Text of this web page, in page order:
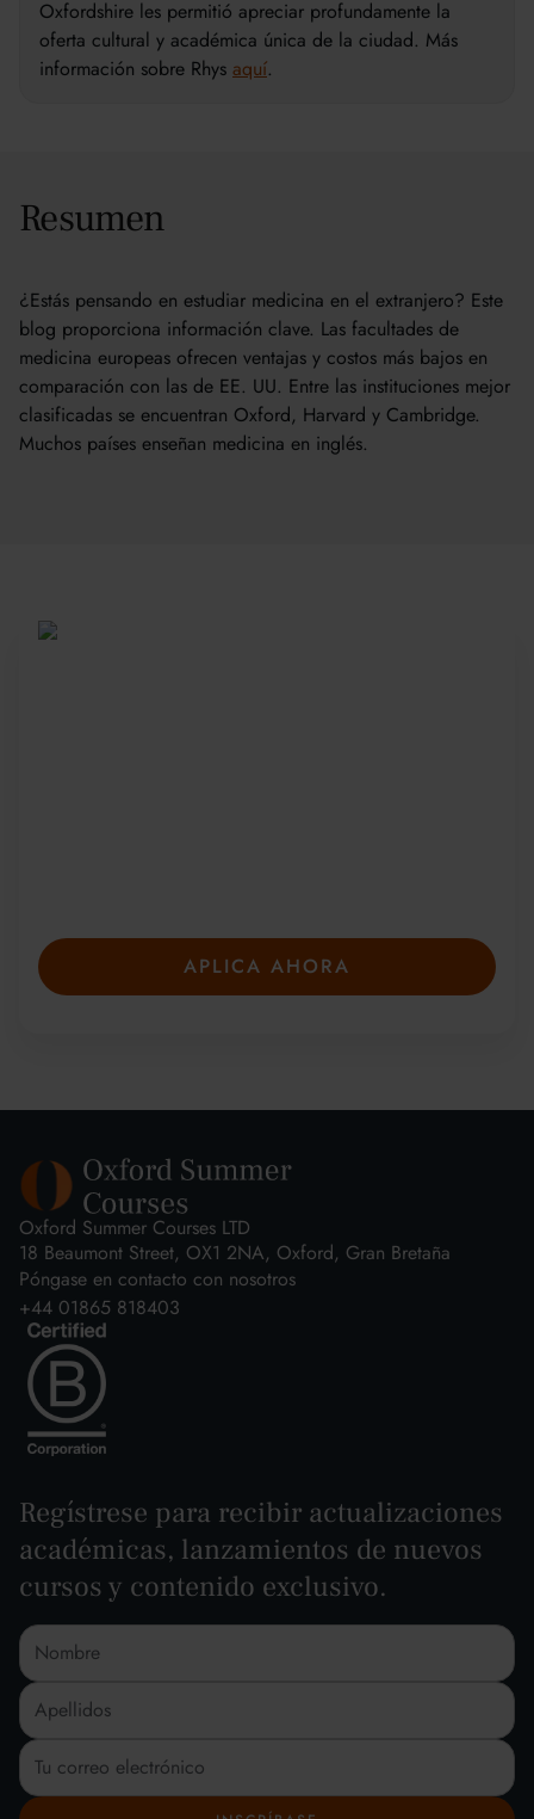
Oxfordshire les permitió apreciar profundamente la
oferta cultural y académica única de la ciudad. Más
información sobre Rhys aquí.
Resumen
¿Estás pensando en estudiar medicina en el extranjero? Este
blog proporciona información clave. Las facultades de
medicina europeas ofrecen ventajas y costos más bajos en
comparación con las de EE. UU. Entre las instituciones mejor
clasificadas se encuentran Oxford, Harvard y Cambridge.
Muchos países enseñan medicina en inglés.
APLICA AHORA
Oxford Summer Courses LTD
18 Beaumont Street, OX1 2NA, Oxford, Gran Bretaña
Póngase en contacto con nosotros
+44 01865 818403
Regístrese para recibir actualizaciones
académicas, lanzamientos de nuevos
cursos y contenido exclusivo.